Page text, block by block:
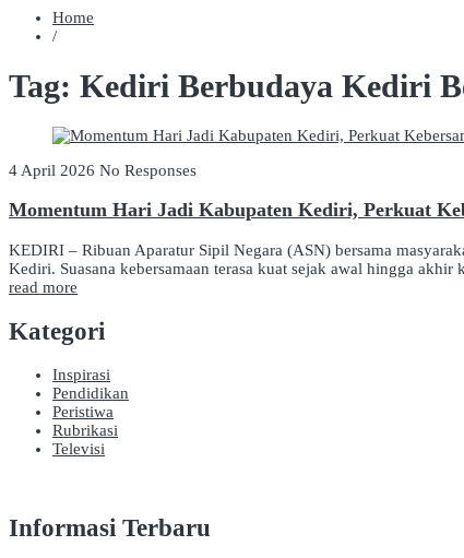
Home
/
Tag: Kediri Berbudaya Kediri
4 April 2026 No Responses
Momentum Hari Jadi Kabupaten Kediri, Perkuat
KEDIRI – Ribuan Aparatur Sipil Negara (ASN) bersama
Kediri. Suasana kebersamaan terasa kuat sejak awal hingga akhir
read more
Kategori
Inspirasi
Pendidikan
Peristiwa
Rubrikasi
Televisi
Informasi Terbaru